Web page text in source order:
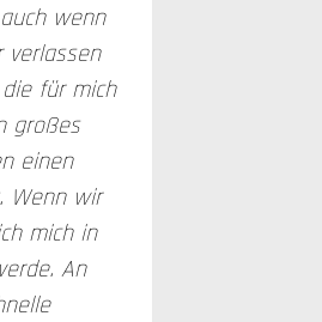
wenn
verlassen
für mich
großes
einen
Wenn wir
mich in
An